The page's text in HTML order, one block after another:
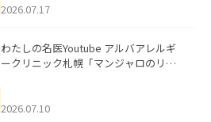
した。
2026.07.17
わたしの名医Youtube アルバアレルギ
ークリニック札幌「マンジャロのリア
た。
2026.07.10